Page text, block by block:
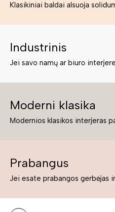
Industrinis
Moderni klasika
Prabangus